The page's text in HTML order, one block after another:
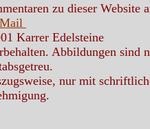
zu dieser Website
Mail
Karrer Edelsteine
Abbildungen sind
nur mit